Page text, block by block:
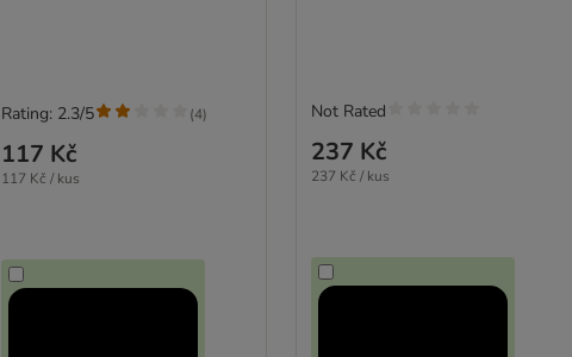
117 Kč
117 Kč / kus
Rating: 2.3/5 (4)
237 Kč
237 Kč / kus
Not Rated